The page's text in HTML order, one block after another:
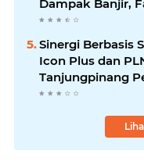
Dampak Banjir,
Desak
Pengendalian
Sinergi Berbasis
Icon Plus dan
Tanjungpinang
Kolaborasi